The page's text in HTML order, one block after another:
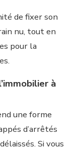
de fixer son
nu, tout en
pour la
à
une forme
d’arrêtés
Si vous